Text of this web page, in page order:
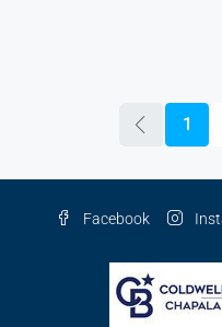
1
Facebook